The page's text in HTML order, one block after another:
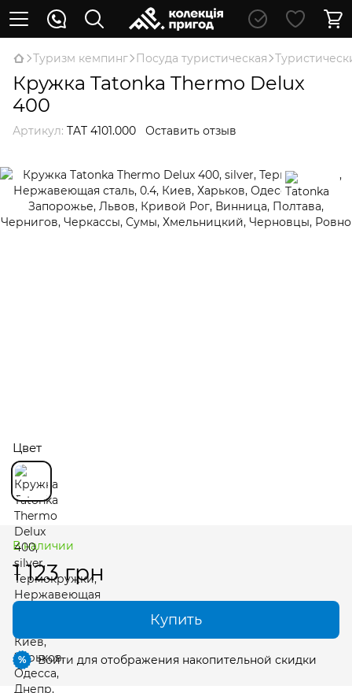
Туризм кемпинг Посуда туристическая
Кружка Tatonka Thermo Delux
400
Артикул: TAT 4101.000 Оставить отзыв
Цвет
В наличии
1 123 грн
Купить
% Войти для отображения накопительной скидки